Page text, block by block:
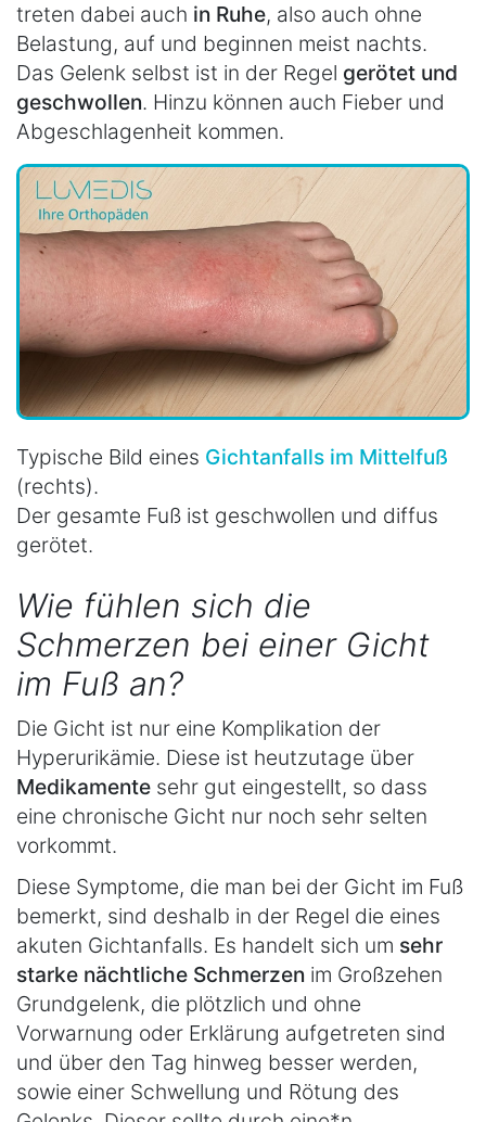
treten dabei auch in Ruhe, also auch ohne
Belastung, auf und beginnen meist nachts.
Das Gelenk selbst ist in der Regel gerötet und
geschwollen. Hinzu können auch Fieber und
Abgeschlagenheit kommen.
Typische Bild eines Gichtanfalls im Mittelfuß
(rechts).
Der gesamte Fuß ist geschwollen und diffus
gerötet.
Wie fühlen sich die
Schmerzen bei einer Gicht
im Fuß an?
Die Gicht ist nur eine Komplikation der
Hyperurikämie. Diese ist heutzutage über
Medikamente sehr gut eingestellt, so dass
eine chronische Gicht nur noch sehr selten
vorkommt.
Diese Symptome, die man bei der Gicht im Fuß
bemerkt, sind deshalb in der Regel die eines
akuten Gichtanfalls. Es handelt sich um sehr
starke nächtliche Schmerzen im Großzehen
Grundgelenk, die plötzlich und ohne
Vorwarnung oder Erklärung aufgetreten sind
und über den Tag hinweg besser werden,
sowie einer Schwellung und Rötung des